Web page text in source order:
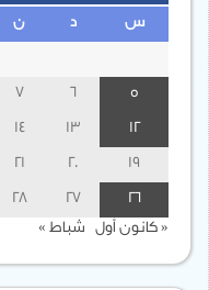
س ن
13
14
19
20
27
28
« كانون أول شباط »